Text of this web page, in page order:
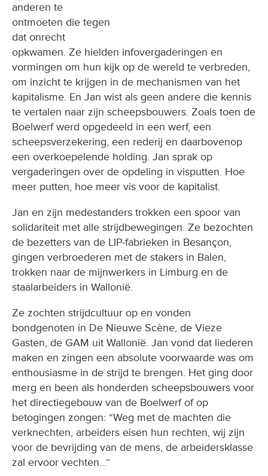
anderen te
ontmoeten die tegen
dat onrecht
opkwamen. Ze hielden infovergaderingen en
vormingen om hun kijk op de wereld te verbreden,
om inzicht te krijgen in de mechanismen van het
kapitalisme. En Jan wist als geen andere die kennis
te vertalen naar zijn scheepsbouwers. Zoals toen de
Boelwerf werd opgedeeld in een werf, een
scheepsverzekering, een rederij en daarbovenop
een overkoepelende holding. Jan sprak op
vergaderingen over de opdeling in visputten. Hoe
meer putten, hoe meer vis voor de kapitalist.
Jan en zijn medestanders trokken een spoor van
solidariteit met alle strijdbewegingen. Ze bezochten
de bezetters van de LIP-fabrieken in Besançon,
gingen verbroederen met de stakers in Balen,
trokken naar de mijnwerkers in Limburg en de
staalarbeiders in Wallonië.
Ze zochten strijdcultuur op en vonden
bondgenoten in De Nieuwe Scène, de Vieze
Gasten, de GAM uit Wallonië. Jan vond dat liederen
maken en zingen een absolute voorwaarde was om
enthousiasme in de strijd te brengen. Het ging door
merg en been als honderden scheepsbouwers voor
het directiegebouw van de Boelwerf of op
betogingen zongen: “Weg met de machten die
verknechten, arbeiders eisen hun rechten, wij zijn
voor de bevrijding van de mens, de arbeidersklasse
zal ervoor vechten…”